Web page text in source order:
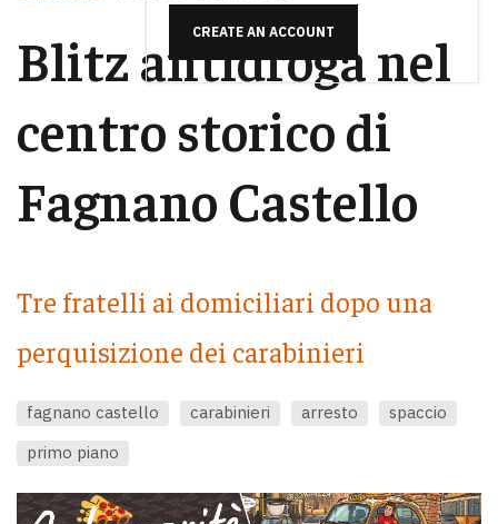
CREATE AN ACCOUNT
Blitz antidroga nel
centro storico di
Fagnano Castello
Tre fratelli ai domiciliari dopo una
perquisizione dei carabinieri
fagnano castello carabinieri arresto
spaccio
primo piano